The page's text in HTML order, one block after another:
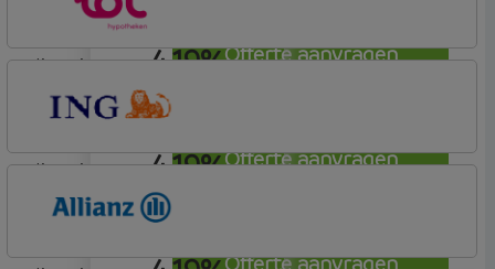
Offerte aanvragen
4,19%
Offerte aanvragen
lineair
4,19%
lineair
Basis (Incl. Korting)